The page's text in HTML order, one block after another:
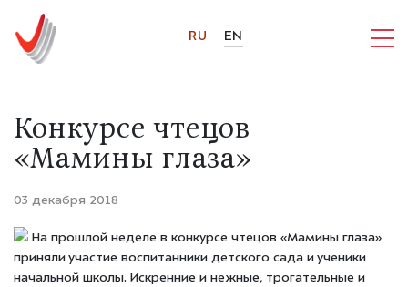
RU EN
Конкурсе чтецов
«Мамины глаза»
03 декабря 2018
На прошлой неделе в конкурсе чтецов «Мамины глаза»
приняли участие воспитанники детского сада и ученики
начальной школы. Искренние и нежные, трогательные и